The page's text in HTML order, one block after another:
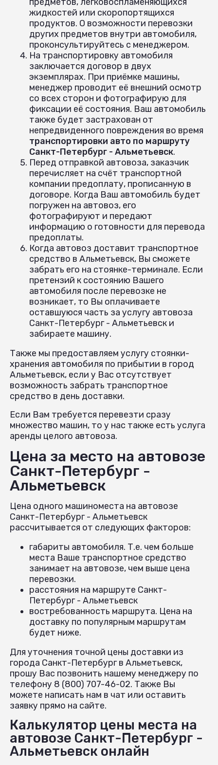
жидкостей или скоропортящихся
продуктов. О возможности перевозки
других предметов внутри автомобиля,
проконсультируйтесь с менеджером.
На транспортировку автомобиля
заключается договор в двух
экземплярах. При приёмке машины,
менеджер проводит её внешний осмотр
со всех сторон и фотографирую для
фиксации её состояния. Ваш автомобиль
также будет застрахован от
непредвиденного повреждения во время
транспортировки авто по маршруту
Санкт-Петербург - Альметьевск.
Перед отправкой автовоза, заказчик
перечисляет на счёт транспортной
компании предоплату, прописанную в
договоре. Когда Ваш автомобиль будет
погружен на автовоз, его
фотографируют и передают
информацию о готовности для перевода
предоплаты.
Когда автовоз доставит транспортное
средство в Альметьевск, Вы сможете
забрать его на стоянке-терминале. Если
претензий к состоянию Вашего
автомобиля после перевозке не
возникает, то Вы оплачиваете
оставшуюся часть за услугу автовоза
Санкт-Петербург - Альметьевск и
забираете машину.
Также мы предоставляем услугу стоянки-
хранения автомобиля по прибытии в город
Альметьевск, если у Вас отсутствует
возможность забрать транспортное
средство в день доставки.
Если Вам требуется перевезти сразу
множество машин, то у нас также есть услуга
аренды целого автовоза.
Цена за место на автовозе
Санкт-Петербург -
Альметьевск
Цена одного машиноместа на автовозе
Санкт-Петербург - Альметьевск
рассчитывается от следующих факторов:
габариты автомобиля. Т.е. чем больше
места Ваше транспортное средство
занимает на автовозе, чем выше цена
перевозки.
расстояния на маршруте Санкт-
Петербург - Альметьевск
востребованность маршрута. Цена на
доставку по популярным маршрутам
будет ниже.
Для уточнения точной цены доставки из
города Санкт-Петербург в Альметьевск,
прошу Вас позвонить нашему менеджеру по
телефону 8 (800) 707-46-02. Также Вы
можете написать нам в чат или оставить
заявку прямо на сайте.
Калькулятор цены места на
автовозе Санкт-Петербург -
Альметьевск онлайн